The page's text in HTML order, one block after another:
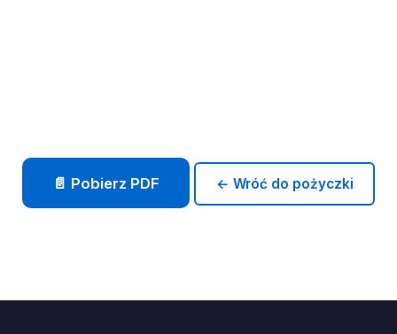
📄 Pobierz PDF ← Wróć do pożyczki